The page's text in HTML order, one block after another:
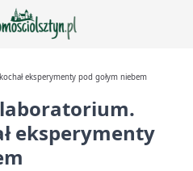
eksperymenty pod gołym niebem
laboratorium.
eksperymenty